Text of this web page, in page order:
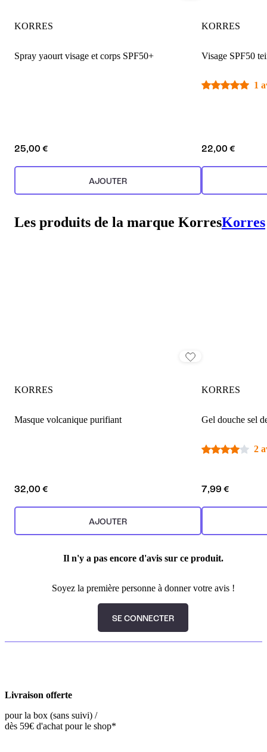
KORRES
Spray yaourt visage et corps SPF50+
25,00 €
AJOUTER
KORRES
Visage SPF50
1
22,00 €
Les produits de la marque KorresKorres
KORRES
Masque volcanique purifiant
32,00 €
AJOUTER
KORRES
Gel douche sel
2
7,99 €
Il n'y a pas encore d'avis sur ce produit.
Soyez la première personne à donner votre avis !
SE CONNECTER
Livraison offerte
pour la box (sans suivi) /
dès 59€ d'achat pour le shop*